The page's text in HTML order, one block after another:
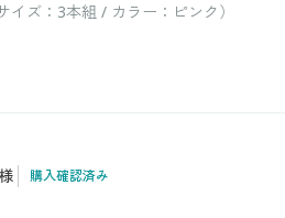
イズ：3本組 / カラー：ピンク）
購入確認済み